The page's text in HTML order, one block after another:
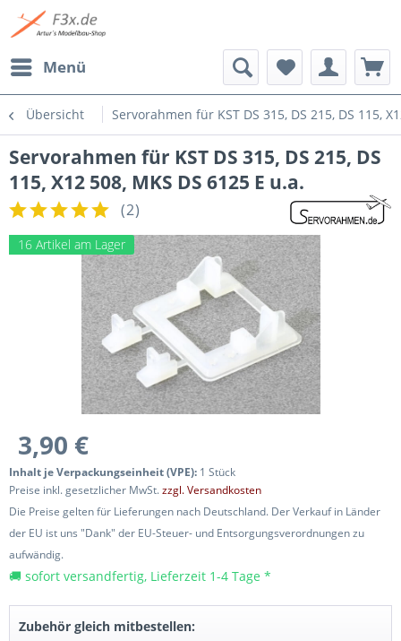
Menü
Übersicht Servorahmen für KST DS 315, DS 215, DS 115,
Servorahmen für KST DS 315, DS 215, DS
115, X12 508, MKS DS 6125 E u.a.
(2)
16 Artikel am Lager
3,90 €
Inhalt je Verpackungseinheit (VPE): 1 Stück
Preise inkl. gesetzlicher MwSt.zzgl. Versandkosten
Die Preise gelten für Lieferungen nach Deutschland. Der Verkauf in Länder
der EU ist uns "Dank" der EU-Steuer- und Entsorgungsverordnungen zu
aufwändig.
🚚 sofort versandfertig, Lieferzeit 1-4 Tage *
Zubehör gleich mitbestellen: